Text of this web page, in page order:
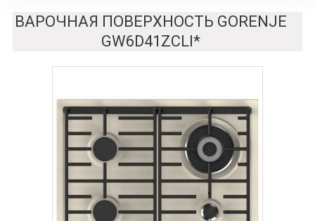
ВАРОЧНАЯ ПОВЕРХНОСТЬ GORENJE
GW6D41ZCLI*